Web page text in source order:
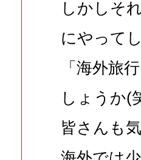
しかしそ
にやって
「海外旅
しょうか(
皆さんも